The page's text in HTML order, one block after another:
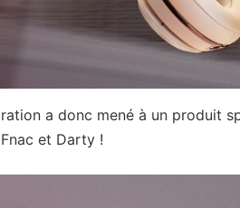
a donc mené à un produit
et Darty !